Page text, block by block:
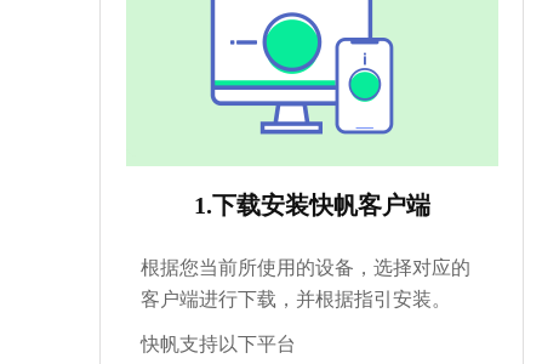
1.下载安装快帆客户端
根据您当前所使用的设备，选择对应的
客户端进行下载，并根据指引安装。
快帆支持以下平台